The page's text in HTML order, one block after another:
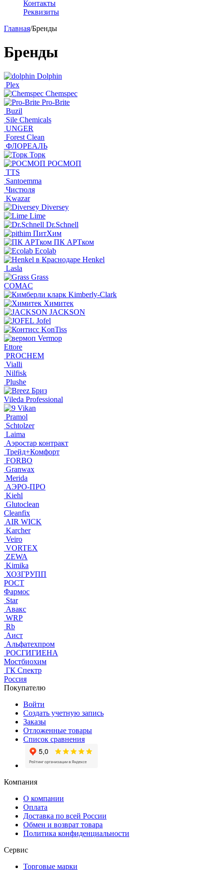
Контакты
Реквизиты
Главная/Бренды
Бренды
Dolphin
Plex
Сhemspec
Pro-Brite
Buzil
Sile Chemicals
UNGER
Forest Clean
ФЛОРЕАЛЬ
Торк
РОСМОП
TTS
Santoemma
Чистюля
Kwazar
Diversey
Lime
Dr.Schnell
ПитХим
ПК АРТком
Ecolab
Henkel
Lasla
Grass
COMAC
Kimberly-Clark
Химитек
JACKSON
Jofel
KonTiss
Vermop
Ettore
PROCHEM
Vialli
Nilfisk
Plushe
Бриз
Vileda Professional
Vikan
Pramol
Schtolzer
Laima
Аэростар контракт
Трейд+Комфорт
FORBO
Granwax
Merida
АЭРО-ПРО
Kiehl
Glutoclean
Cleanfix
AIR WICK
Karcher
Veiro
VORTEX
ZEWA
Kimika
ХОЗГРУПП
РОСТ
Фармос
Star
Авакс
WRP
Rb
Аист
Альфатехпром
РОСГИГИЕНА
Мостбиохим
ГК Спектр
Россия
Покупателю
Войти
Создать учетную запись
Заказы
Отложенные товары
Список сравнения
Компания
О компании
Оплата
Доставка по всей России
Обмен и возврат товара
Политика конфиденциальности
Сервис
Торговые марки